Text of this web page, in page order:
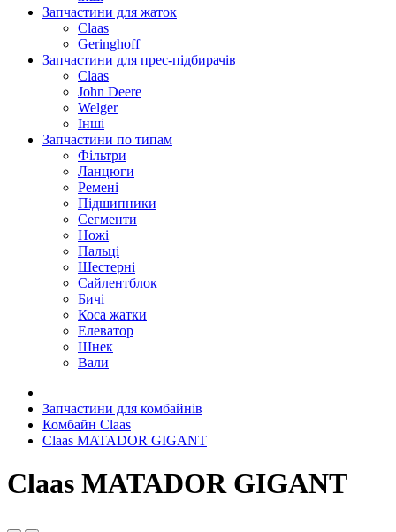
Запчастини для жаток
Claas
Geringhoff
Запчастини для прес-підбирачів
Claas
John Deere
Welger
Інші
Запчастини по типам
Фільтри
Ланцюги
Ремені
Підшипники
Сегменти
Ножі
Пальці
Шестерні
Сайлентблок
Бичі
Коса жатки
Елеватор
Шнек
Вали
Запчастини для комбайнів
Комбайн Claas
Claas MATADOR GIGANT
Claas MATADOR GIGANT